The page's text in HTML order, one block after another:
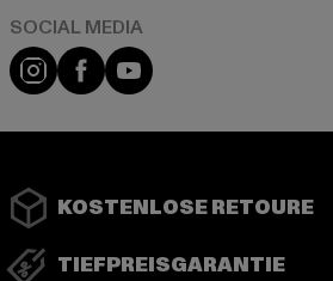
Instagram
FacebookYouTube
KOSTENLOSE RETOURE
TIEFPREISGARANTIE